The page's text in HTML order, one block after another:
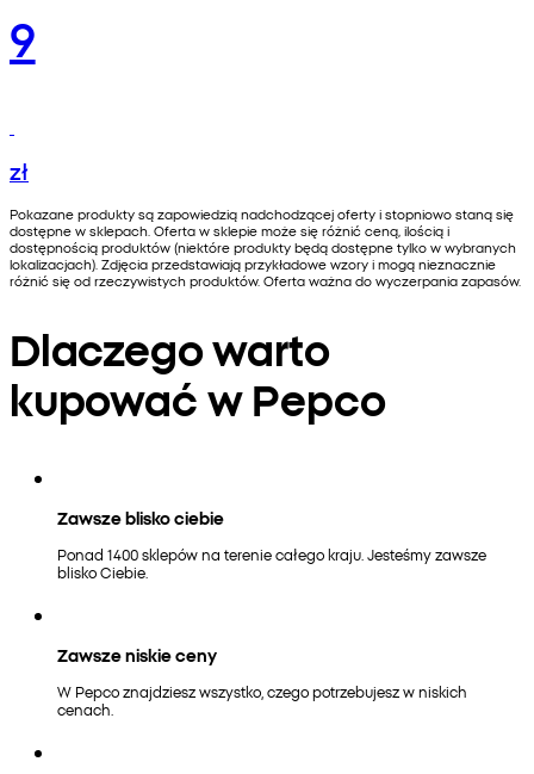
9
zł
Pokazane produkty są zapowiedzią nadchodzącej oferty i stopniowo staną się
dostępne w sklepach. Oferta w sklepie może się różnić ceną, ilością i
dostępnością produktów (niektóre produkty będą dostępne tylko w wybranych
lokalizacjach). Zdjęcia przedstawiają przykładowe wzory i mogą nieznacznie
różnić się od rzeczywistych produktów. Oferta ważna do wyczerpania zapasów.
Dlaczego warto
kupować w Pepco
Zawsze blisko ciebie
Ponad 1400 sklepów na terenie całego kraju. Jesteśmy zawsze
blisko Ciebie.
Zawsze niskie ceny
W Pepco znajdziesz wszystko, czego potrzebujesz w niskich
cenach.